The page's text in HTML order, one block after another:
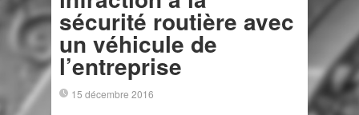
sécurité routière avec
un véhicule de
l’entreprise
15 décembre 2016